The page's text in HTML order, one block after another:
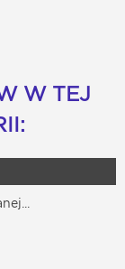
W TEJ